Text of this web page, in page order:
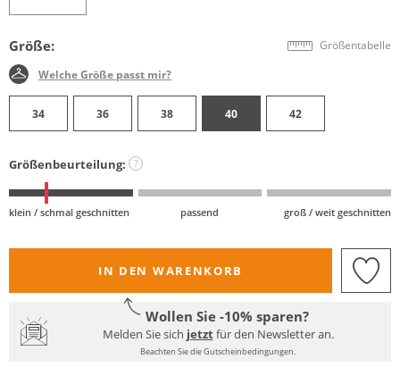
Größe: Größentabelle
Welche Größe passt mir?
34 36 38 40 42
Größenbeurteilung: ?
klein / schmal geschnitten passend groß / weit geschnitten
IN DEN WARENKORB
Wollen Sie -10% sparen?
Melden Sie sich jetztfür den Newsletter an.
Beachten Sie die Gutscheinbedingungen.